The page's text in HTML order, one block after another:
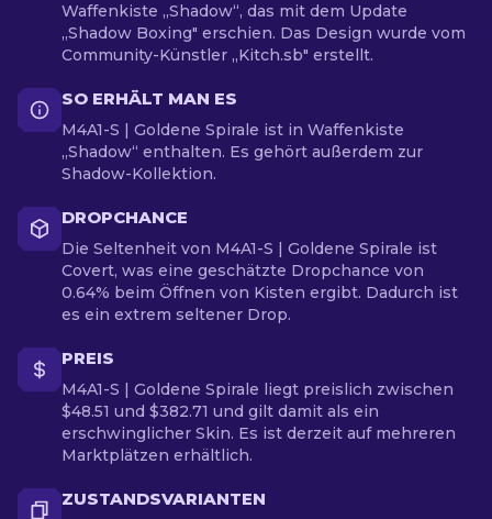
Waffenkiste „Shadow“, das mit dem Update
„Shadow Boxing" erschien. Das Design wurde vom
Community-Künstler „Kitch.sb" erstellt.
SO ERHÄLT MAN ES
M4A1-S | Goldene Spirale ist in Waffenkiste
„Shadow“ enthalten. Es gehört außerdem zur
Shadow-Kollektion.
DROPCHANCE
Die Seltenheit von M4A1-S | Goldene Spirale ist
Covert, was eine geschätzte Dropchance von
0.64% beim Öffnen von Kisten ergibt. Dadurch ist
es ein extrem seltener Drop.
PREIS
M4A1-S | Goldene Spirale liegt preislich zwischen
$48.51 und $382.71 und gilt damit als ein
erschwinglicher Skin. Es ist derzeit auf mehreren
Marktplätzen erhältlich.
ZUSTANDSVARIANTEN